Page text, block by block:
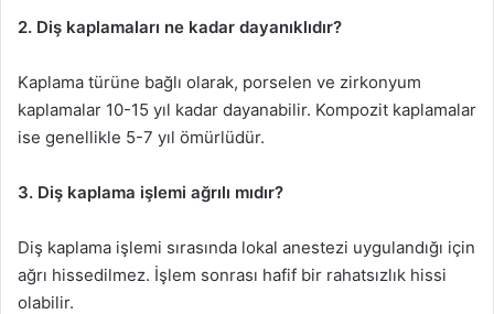
2. Diş kaplamaları ne kadar dayanıklıdır?
Kaplama türüne bağlı olarak, porselen ve zirkonyum
kaplamalar 10-15 yıl kadar dayanabilir. Kompozit kaplamalar
ise genellikle 5-7 yıl ömürlüdür.
3. Diş kaplama işlemi ağrılı mıdır?
Diş kaplama işlemi sırasında lokal anestezi uygulandığı için
ağrı hissedilmez. İşlem sonrası hafif bir rahatsızlık hissi
olabilir.